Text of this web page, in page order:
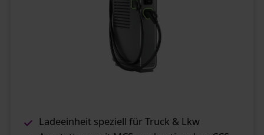
Ladeeinheit speziell für Truck & Lkw​